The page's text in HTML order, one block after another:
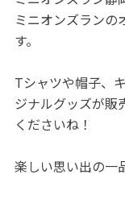
ミニオンズランの
す。
Tシャツや帽子、
ジナルグッズが販
くださいね！
楽しい思い出の一